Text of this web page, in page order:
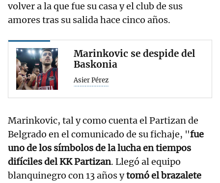
volver a la que fue su casa y el club de sus
amores tras su salida hace cinco años.
Marinkovic se despide del
Baskonia
Asier Pérez
Marinkovic, tal y como cuenta el Partizan de
Belgrado en el comunicado de su fichaje, "fue
uno de los símbolos de la lucha en tiempos
difíciles del KK Partizan. Llegó al equipo
blanquinegro con 13 años ytomó el brazalete